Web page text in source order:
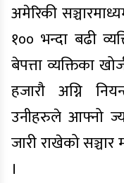
अमेरिकी
१०० भन्दा बढी
बेपत्ता व्यक्तिका
हजारौ अग्नि
उनीहरुले आफ्नो
जारी राखेको
।